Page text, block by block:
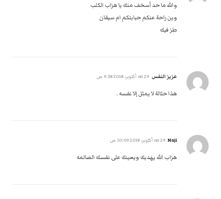
والله ما حد أسخف منك يا هزاب الكلب
وين راحة عنكم حبابتكم ام سيقان
طز فيك
عزيز النفس 29 أكتوبر، 2018 9:38 ص
هذا حثالة لا يمثل إلا نفسه .
Naji 29 أكتوبر، 2018 10:09 ص
هزاب الله يهديك ويعينك على نفسك الضالمه